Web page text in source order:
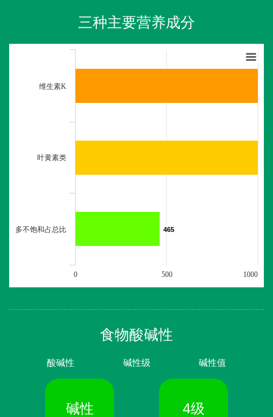
三种主要营养成分
465
465
维生素K
叶黄素类
多不饱和占总比
0 500 1000
食物酸碱性
酸碱性 碱性级 碱性值
碱性 4级